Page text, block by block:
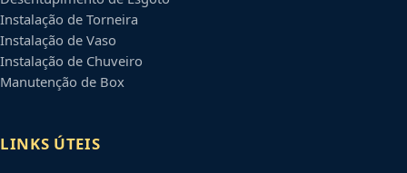
Instalação de Torneira
Instalação de Vaso
Instalação de Chuveiro
Manutenção de Box
LINKS ÚTEIS